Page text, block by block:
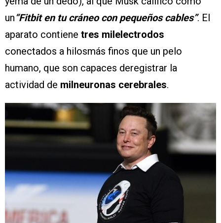
un“Fitbit en tu cráneo con pequeños cables”. El
aparato contiene tres milelectrodos
conectados a hilosmás finos que un pelo
humano, que son capaces deregistrar la
actividad de milneuronas cerebrales.